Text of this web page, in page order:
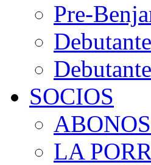
Pre-
SOCIOS
LA